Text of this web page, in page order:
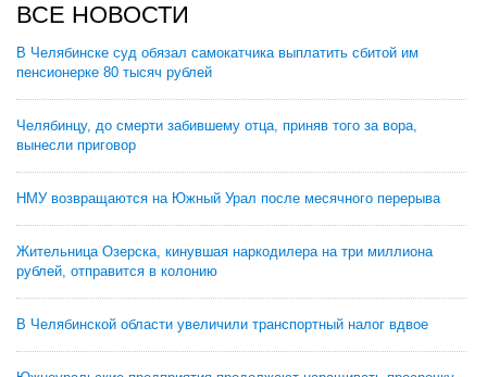
ВСЕ НОВОСТИ
В Челябинске суд обязал самокатчика выплатить сбитой им
пенсионерке 80 тысяч рублей
Челябинцу, до смерти забившему отца, приняв того за вора,
вынесли приговор
НМУ возвращаются на Южный Урал после месячного перерыва
Жительница Озерска, кинувшая наркодилера на три миллиона
рублей, отправится в колонию
В Челябинской области увеличили транспортный налог вдвое